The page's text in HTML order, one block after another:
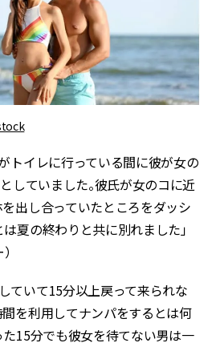
トイレに行っている間に彼が女の
していました。彼氏が女のコに近
を出し合っていたところをダッシ
夏の終わりと共に別れました」
ていて15分以上戻って来られな
間を利用してナンパをするとは何
た15分でも彼女を待てない男は一